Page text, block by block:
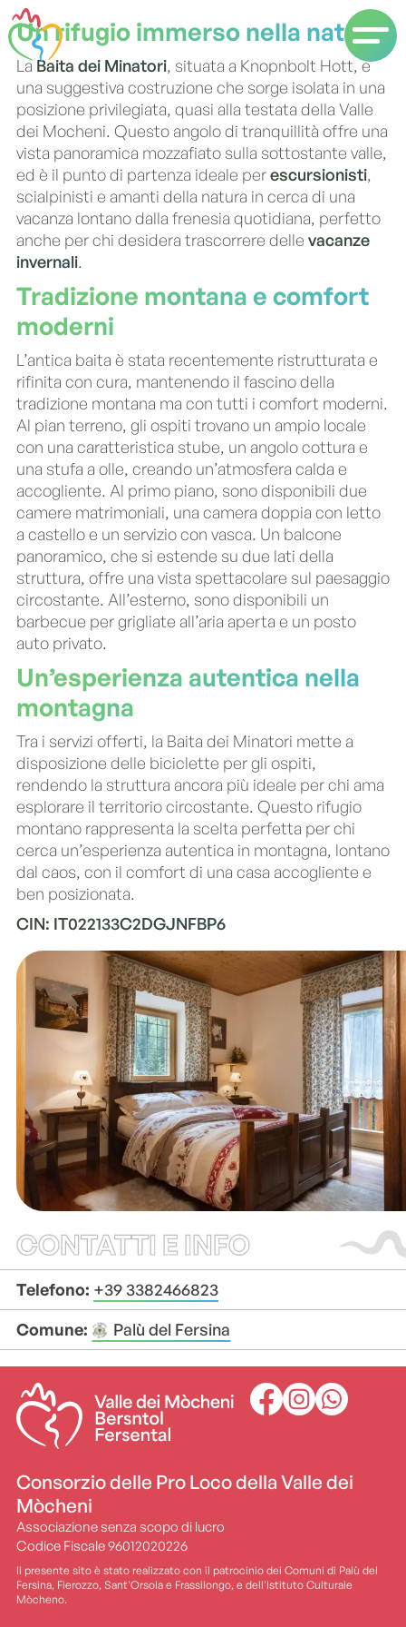
Un rifugio immerso nella natura
La Baita dei Minatori, situata a Knopnbolt Hott, è
una suggestiva costruzione che sorge isolata in una
posizione privilegiata, quasi alla testata della Valle
dei Mocheni. Questo angolo di tranquillità offre una
vista panoramica mozzafiato sulla sottostante valle,
ed è il punto di partenza ideale perescursionisti,
scialpinisti e amanti della natura in cerca di una
vacanza lontano dalla frenesia quotidiana, perfetto
anche per chi desidera trascorrere delle vacanze
invernali.
Tradizione montana e comfort
moderni
L’antica baita è stata recentemente ristrutturata e
rifinita con cura, mantenendo il fascino della
tradizione montana ma con tutti i comfort moderni.
Al pian terreno, gli ospiti trovano un ampio locale
con una caratteristica stube, un angolo cottura e
una stufa a olle, creando un’atmosfera calda e
accogliente. Al primo piano, sono disponibili due
camere matrimoniali, una camera doppia con letto
a castello e un servizio con vasca. Un balcone
panoramico, che si estende su due lati della
struttura, offre una vista spettacolare sul paesaggio
circostante. All’esterno, sono disponibili un
barbecue per grigliate all’aria aperta e un posto
auto privato.
Un’esperienza autentica nella
montagna
Tra i servizi offerti, la Baita dei Minatori mette a
disposizione delle biciclette per gli ospiti,
rendendo la struttura ancora più ideale per chi ama
esplorare il territorio circostante. Questo rifugio
montano rappresenta la scelta perfetta per chi
cerca un’esperienza autentica in montagna, lontano
dal caos, con il comfort di una casa accogliente e
ben posizionata.
CIN: IT022133C2DGJNFBP6
CONTATTI E INFO
Telefono: +39 3382466823
Comune:
Palù del Fersina
–
–
Consorzio delle Pro Loco della Valle dei
Mòcheni
Associazione senza scopo di lucro
Codice Fiscale 96012020226
Il presente sito è stato realizzato con il patrocinio dei Comuni di Palù del
Fersina, Fierozzo, Sant'Orsola e Frassilongo, e dell'Istituto Culturale
Mòcheno.